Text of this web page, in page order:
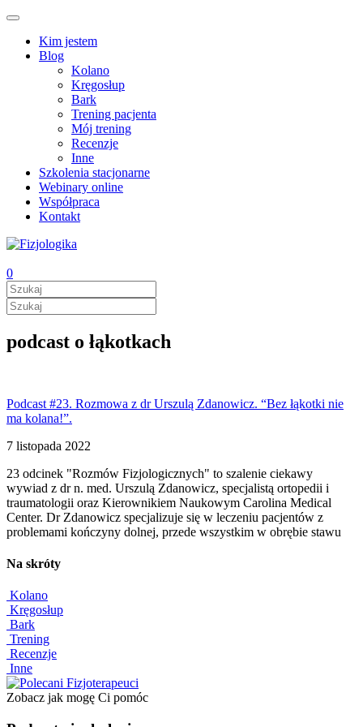
Kim jestem
Blog
Kolano
Kręgosłup
Bark
Trening pacjenta
Mój trening
Recenzje
Inne
Szkolenia stacjonarne
Webinary online
Współpraca
Kontakt
0
podcast o łąkotkach
Podcast #23. Rozmowa z dr Urszulą Zdanowicz. “Bez łąkotki nie
ma kolana!”.
7 listopada 2022
23 odcinek "Rozmów Fizjologicznych" to szalenie ciekawy
wywiad z dr n. med. Urszulą Zdanowicz, specjalistą ortopedii i
traumatologii oraz Kierownikiem Naukowym Carolina Medical
Center. Dr Zdanowicz specjalizuje się w leczeniu pacjentów z
problemami kończyny dolnej, przede wszystkim w obrębie stawu
Na skróty
Kolano
Kręgosłup
Bark
Trening
Recenzje
Inne
Zobacz jak mogę Ci pomóc